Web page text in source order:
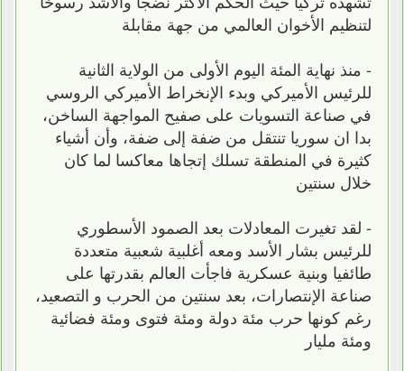
لتنظيم الأخوان العالمي من جهة مقابلة
- منذ نهاية المئة اليوم الأولى من الولاية الثانية
للرئيس الأميركي وبدء الإنخراط الأميركي الروسي
في صناعة التسويات على صفيح المواجهة الساخن،
بدا ان سوريا تنتقل من ضفة إلى ضفة، وأن أشياء
كثيرة في المنطقة تسلك إتجاها معاكسا لما كان
خلال سنتين
- لقد تغيرت المعادلات بعد الصمود الأسطوري
للرئيس بشار الأسد ومعه أغلبية شعبية متعددة
طائفيا وبنية عسكرية فاجأت العالم بقدرتها على
صناعة الإنتصارات، بعد سنتين من الحرب و التصعيد،
رغم كونها حرب مئة دولة ومئة فتوى ومئة فضائية
ومئة مليار